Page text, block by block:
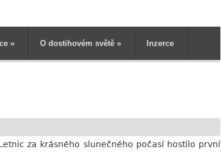
» O dostihovém světě » Inzerce
za krásného slunečného počasí hostilo první